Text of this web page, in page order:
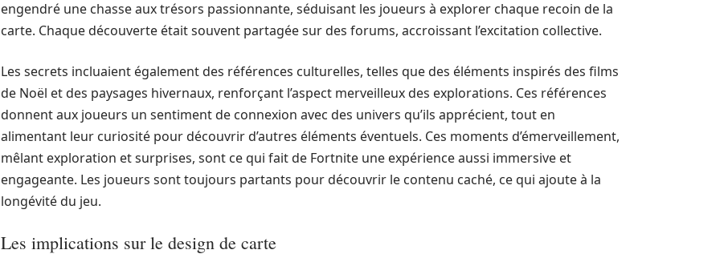
engendré une chasse aux trésors passionnante, séduisant les joueurs à explorer chaque recoin de la
carte. Chaque découverte était souvent partagée sur des forums, accroissant l’excitation collective.
Les secrets incluaient également des références culturelles, telles que des éléments inspirés des films
de Noël et des paysages hivernaux, renforçant l’aspect merveilleux des explorations. Ces références
donnent aux joueurs un sentiment de connexion avec des univers qu’ils apprécient, tout en
alimentant leur curiosité pour découvrir d’autres éléments éventuels. Ces moments d’émerveillement,
mêlant exploration et surprises, sont ce qui fait de Fortnite une expérience aussi immersive et
engageante. Les joueurs sont toujours partants pour découvrir le contenu caché, ce qui ajoute à la
longévité du jeu.
Les implications sur le design de carte